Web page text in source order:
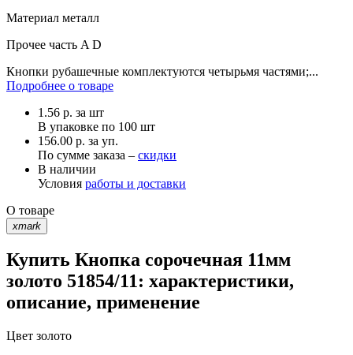
Материал металл
Прочее часть A D
Кнопки рубашечные комплектуются четырьмя частями;...
Подробнее о товаре
1.56 р. за шт
В упаковке по 100 шт
156.00 р. за уп.
По сумме заказа – скидки
В наличии
Условия работы и доставки
О товаре
xmark
Купить Кнопка сорочечная 11мм
золото 51854/11: характеристики,
описание, применение
Цвет золото